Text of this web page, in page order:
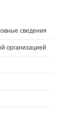
сведения
организацией